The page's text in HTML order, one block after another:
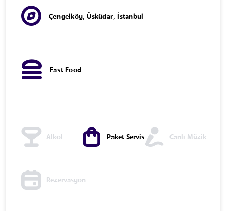
Çengelköy, Üsküdar, İstanbul
Fast Food
Alkol Paket Servis Canlı Müzik
Rezervasyon